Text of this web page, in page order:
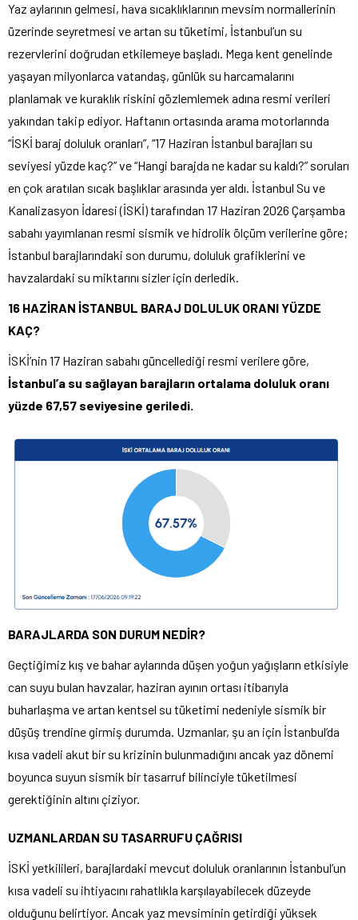
Yaz aylarının gelmesi, hava sıcaklıklarının mevsim normallerinin
üzerinde seyretmesi ve artan su tüketimi, İstanbul’un su
rezervlerini doğrudan etkilemeye başladı. Mega kent genelinde
yaşayan milyonlarca vatandaş, günlük su harcamalarını
planlamak ve kuraklık riskini gözlemlemek adına resmi verileri
yakından takip ediyor. Haftanın ortasında arama motorlarında
“İSKİ baraj doluluk oranları”, “17 Haziran İstanbul barajları su
seviyesi yüzde kaç?” ve “Hangi barajda ne kadar su kaldı?” soruları
en çok aratılan sıcak başlıklar arasında yer aldı. İstanbul Su ve
Kanalizasyon İdaresi (İSKİ) tarafından 17 Haziran 2026 Çarşamba
sabahı yayımlanan resmi sismik ve hidrolik ölçüm verilerine göre;
İstanbul barajlarındaki son durumu, doluluk grafiklerini ve
havzalardaki su miktarını sizler için derledik.
16 HAZİRAN İSTANBUL BARAJ DOLULUK ORANI YÜZDE
KAÇ?
İSKİ’nin 17 Haziran sabahı güncellediği resmi verilere göre,
İstanbul’a su sağlayan barajların ortalama doluluk oranı
yüzde 67,57 seviyesine geriledi.
BARAJLARDA SON DURUM NEDİR?
Geçtiğimiz kış ve bahar aylarında düşen yoğun yağışların etkisiyle
can suyu bulan havzalar, haziran ayının ortası itibarıyla
buharlaşma ve artan kentsel su tüketimi nedeniyle sismik bir
düşüş trendine girmiş durumda. Uzmanlar, şu an için İstanbul’da
kısa vadeli akut bir su krizinin bulunmadığını ancak yaz dönemi
boyunca suyun sismik bir tasarruf bilinciyle tüketilmesi
gerektiğinin altını çiziyor.
UZMANLARDAN SU TASARRUFU ÇAĞRISI
İSKİ yetkilileri, barajlardaki mevcut doluluk oranlarının İstanbul’un
kısa vadeli su ihtiyacını rahatlıkla karşılayabilecek düzeyde
olduğunu belirtiyor. Ancak yaz mevsiminin getirdiği yüksek